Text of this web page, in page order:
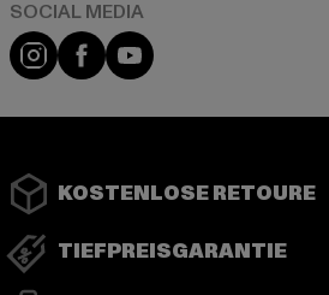
Instagram
FacebookYouTube
KOSTENLOSE RETOURE
TIEFPREISGARANTIE